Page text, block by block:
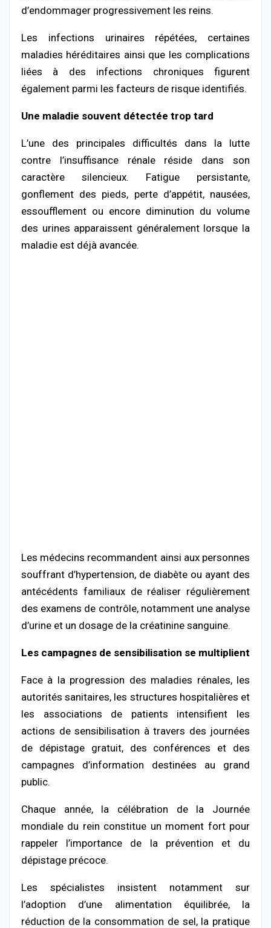
d’endommager progressivement les reins.
Les infections urinaires répétées, certaines
maladies héréditaires ainsi que les complications
liées à des infections chroniques figurent
également parmi les facteurs de risque identifiés.
Une maladie souvent détectée trop tard
L’une des principales difficultés dans la lutte
contre l’insuffisance rénale réside dans son
caractère silencieux. Fatigue persistante,
gonflement des pieds, perte d’appétit, nausées,
essoufflement ou encore diminution du volume
des urines apparaissent généralement lorsque la
maladie est déjà avancée.
Les médecins recommandent ainsi aux personnes
souffrant d’hypertension, de diabète ou ayant des
antécédents familiaux de réaliser régulièrement
des examens de contrôle, notamment une analyse
d’urine et un dosage de la créatinine sanguine.
Les campagnes de sensibilisation se multiplient
Face à la progression des maladies rénales, les
autorités sanitaires, les structures hospitalières et
les associations de patients intensifient les
actions de sensibilisation à travers des journées
de dépistage gratuit, des conférences et des
campagnes d’information destinées au grand
public.
Chaque année, la célébration de la Journée
mondiale du rein constitue un moment fort pour
rappeler l’importance de la prévention et du
dépistage précoce.
Les spécialistes insistent notamment sur
l’adoption d’une alimentation équilibrée, la
réduction de la consommation de sel, la pratique